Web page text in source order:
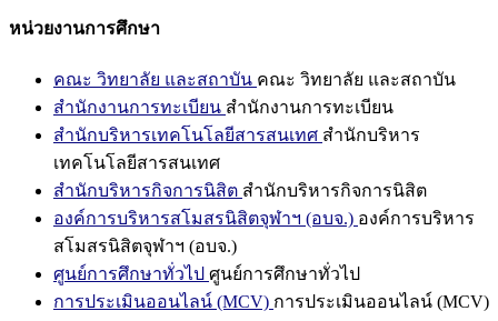
หน่วยงานการศึกษา
คณะ วิทยาลัย และสถาบัน คณะ วิทยาลัย และสถาบัน
สำนักงานการทะเบียน สำนักงานการทะเบียน
สำนักบริหารเทคโนโลยีสารสนเทศ สำนักบริหาร
เทคโนโลยีสารสนเทศ
สำนักบริหารกิจการนิสิต สำนักบริหารกิจการนิสิต
องค์การบริหารสโมสรนิสิตจุฬาฯ (อบจ.) องค์การบริหาร
สโมสรนิสิตจุฬาฯ (อบจ.)
ศูนย์การศึกษาทั่วไป ศูนย์การศึกษาทั่วไป
การประเมินออนไลน์ (MCV) การประเมินออนไลน์ (MCV)